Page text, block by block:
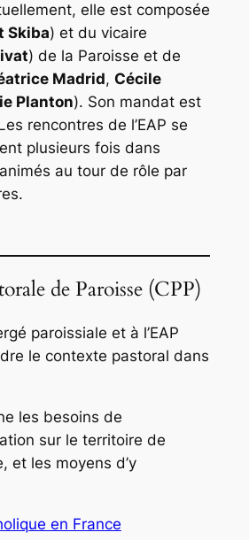
elle est composée
Skiba) et du vicaire
) de la Paroisse et de
Madrid, Cécile
Planton). Son mandat est
rencontres de l’EAP se
plusieurs fois dans
au tour de rôle par
de Paroisse (CPP)
paroissiale et à l’EAP
le contexte pastoral dans
les besoins de
sur le territoire de
et les moyens d’y
en France